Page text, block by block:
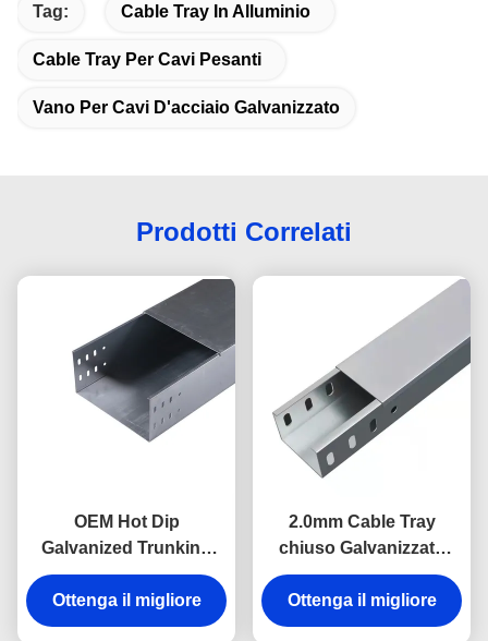
Tag: Cable Tray In Alluminio
Cable Tray Per Cavi Pesanti
Vano Per Cavi D'acciaio Galvanizzato
Prodotti Correlati
OEM Hot Dip
Galvanized Trunking
25mm-200mm Heavy
Duty Cable Tray
Ottenga il migliore
2.0mm Cable Tray
chiuso Galvanizzato
50mm Cable Tray 100kg
carico
Ottenga il migliore